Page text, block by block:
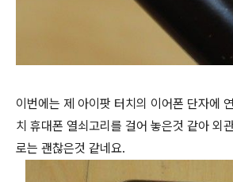
이번에는 제 아이팟 터치의 이어폰 단자에
치 휴대폰 열쇠고리를 걸어 놓은것 같아 외
로는 괜찮은것 같네요.